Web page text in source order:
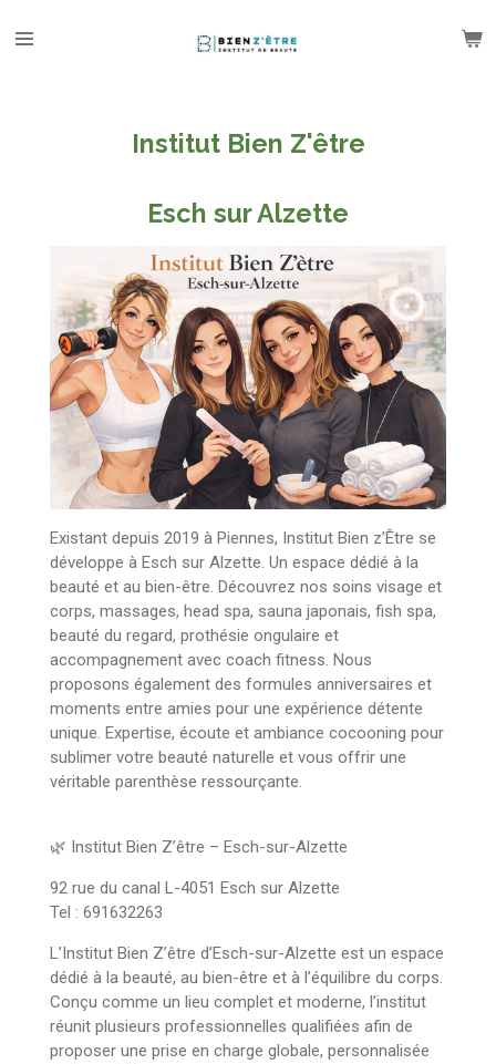
au
Institut Bien Z'être
Esch sur Alzette
Existant depuis 2019 à Piennes, Institut Bien z’Être se
développe à Esch sur Alzette. Un espace dédié à la
beauté et au bien-être. Découvrez nos soins visage et
corps, massages, head spa, sauna japonais, fish spa,
beauté du regard, prothésie ongulaire et
accompagnement avec coach fitness. Nous
proposons également des formules anniversaires et
moments entre amies pour une expérience détente
unique. Expertise, écoute et ambiance cocooning pour
sublimer votre beauté naturelle et vous offrir une
véritable parenthèse ressourçante.
🌿 Institut Bien Z’être – Esch-sur-Alzette
92 rue du canal L-4051 Esch sur Alzette
Tel : 691632263
L’Institut Bien Z’être d’Esch-sur-Alzette est un espace
dédié à la beauté, au bien-être et à l’équilibre du corps.
Conçu comme un lieu complet et moderne, l’institut
réunit plusieurs professionnelles qualifiées afin de
proposer une prise en charge globale, personnalisée